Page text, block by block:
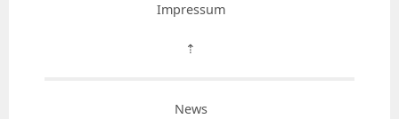
Impressum
⇡
News